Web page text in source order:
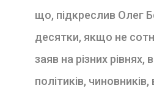
що, підкреслив Олег
десятки, якщо не
заяв на різних рівнях,
політиків, чиновників,